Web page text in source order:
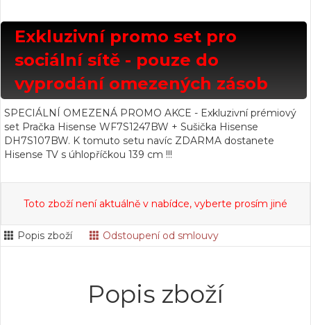
Exkluzivní promo set pro
sociální sítě - pouze do
vyprodání omezených zásob
SPECIÁLNÍ OMEZENÁ PROMO AKCE - Exkluzivní prémiový
set Pračka Hisense WF7S1247BW + Sušička Hisense
DH7S107BW. K tomuto setu navíc ZDARMA dostanete
Hisense TV s úhlopříčkou 139 cm !!!
Toto zboží není aktuálně v nabídce, vyberte prosím jiné
Popis zboží Odstoupení od smlouvy
Popis zboží